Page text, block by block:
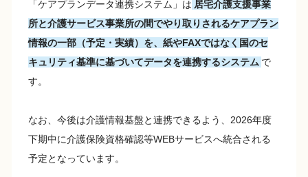
「ケアプランデータ連携システム」は 居宅介護支援事業
所と介護サービス事業所の間でやり取りされるケアプラン
情報の一部（予定・実績）を、紙やFAXではなく国のセ
キュリティ基準に基づいてデータを連携するシステム で
す。
なお、今後は介護情報基盤と連携できるよう、2026年度
下期中に介護保険資格確認等WEBサービスへ統合される
予定となっています。